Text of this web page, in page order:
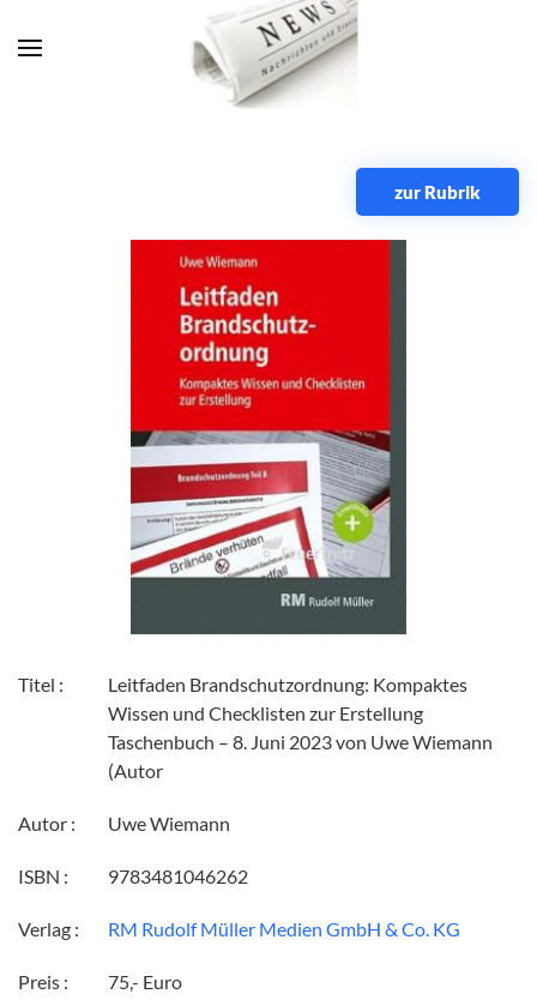
Zum Hauptinhalt springen
zur Rubrik
Titel :
Leitfaden Brandschutzordnung: Kompaktes
Wissen und Checklisten zur Erstellung
Taschenbuch – 8. Juni 2023 von Uwe Wiemann
(Autor
Autor : Uwe Wiemann
ISBN : ‎9783481046262
Verlag : RM Rudolf Müller Medien GmbH & Co. KG
Preis : 75,- Euro